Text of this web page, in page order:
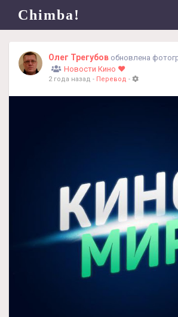
Chimba!
Олег Трегубов обновлена
Новости Кино ❤️
2 года назад - Перевод -